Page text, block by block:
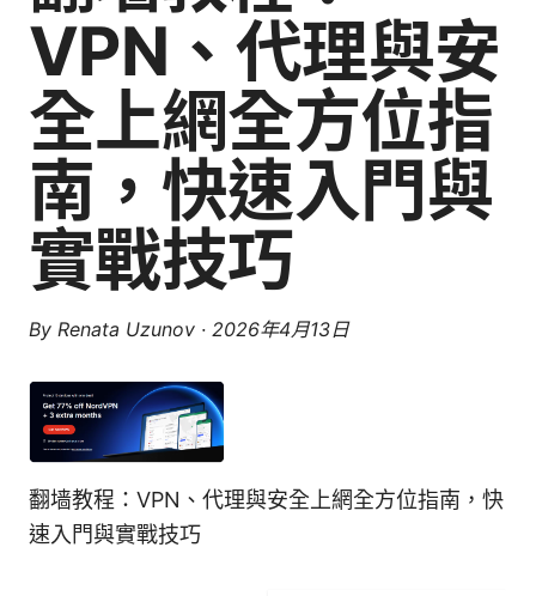
VPN、代理與安
全上網全方位指
南，快速入門與
實戰技巧
By Renata Uzunov · 2026年4月13日
翻墙教程：VPN、代理與安全上網全方位指南，快
速入門與實戰技巧